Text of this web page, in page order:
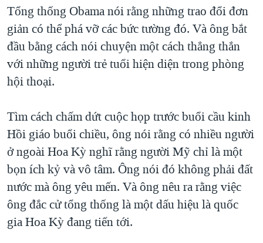
Tổng thống Obama nói rằng những trao đổi đơn
giản có thể phá vỡ các bức tường đó. Và ông bắt
đầu bằng cách nói chuyện một cách thẳng thắn
với những người trẻ tuổi hiện diện trong phòng
hội thoại.
Tìm cách chấm dứt cuộc họp trước buổi cầu kinh
Hồi giáo buổi chiều, ông nói rằng có nhiều người
ở ngoài Hoa Kỳ nghĩ rằng người Mỹ chỉ là một
bọn ích kỷ và vô tâm. Ông nói đó không phải đất
nước mà ông yêu mến. Và ông nêu ra rằng việc
ông đắc cử tổng thống là một dấu hiệu là quốc
gia Hoa Kỳ đang tiến tới.